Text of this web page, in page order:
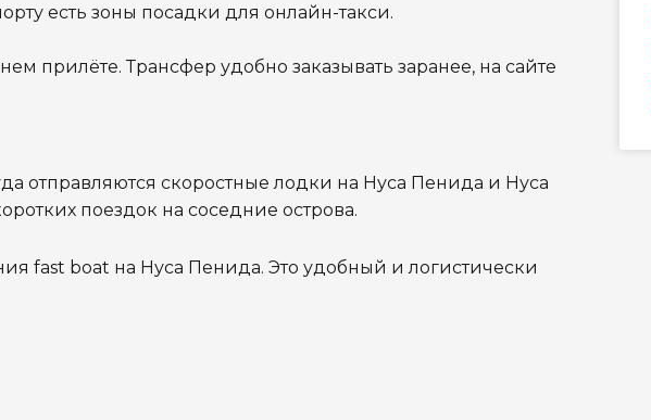
есть зоны посадки для онлайн-такси.
прилёте. Трансфер удобно заказывать заранее, на сайте
отправляются скоростные лодки на Нуса Пенида и Нуса
поездок на соседние острова.
fast boat на Нуса Пенида. Это удобный и логистически